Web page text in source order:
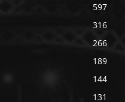
597
316
266
189
144
131